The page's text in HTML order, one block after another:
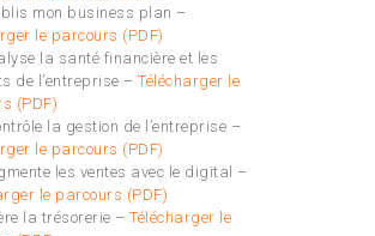
mon business plan –
le parcours (PDF)
la santé financière et les
de l’entreprise – Télécharger le
(PDF)
la gestion de l’entreprise –
le parcours (PDF)
les ventes avec le digital –
le parcours (PDF)
la trésorerie – Télécharger le